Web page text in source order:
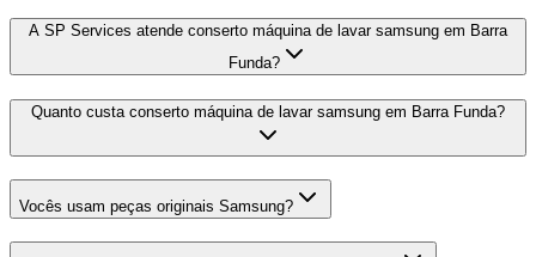
A SP Services atende conserto máquina de lavar samsung em Barra
Funda?
Quanto custa conserto máquina de lavar samsung em Barra Funda?
Vocês usam peças originais Samsung?